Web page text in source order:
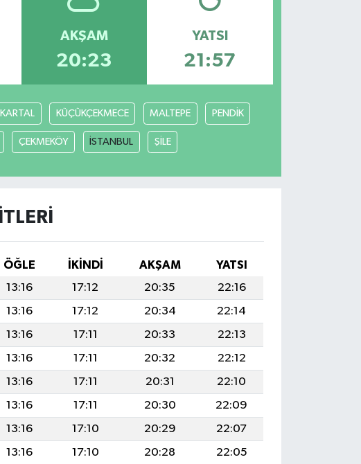
AKŞAM
20:23
YATSI
21:57
KARTAL KÜÇÜKÇEKMECE MALTEPE PENDİK
ÇEKMEKÖY İSTANBUL ŞİLE
ÖĞLE İKINDI AKŞAM
YATSI
13:16 17:12 20:35
22:16
13:16 17:12 20:34
22:14
13:16 17:11 20:33
22:13
13:16 17:11 20:32
22:12
13:16 17:11 20:31
22:10
13:16 17:11 20:30
22:09
13:16 17:10 20:29
22:07
13:16 17:10 20:28
22:05